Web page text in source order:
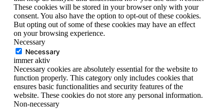
These cookies will be stored in your browser only with your
consent. You also have the option to opt-out of these cookies.
But opting out of some of these cookies may have an effect
on your browsing experience.
Necessary
Necessary
immer aktiv
Necessary cookies are absolutely essential for the website to
function properly. This category only includes cookies that
ensures basic functionalities and security features of the
website. These cookies do not store any personal information.
Non-necessary